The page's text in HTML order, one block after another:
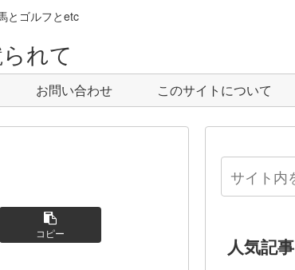
とゴルフとetc
れて
お問い合わせ このサイトについて
コピー
人気記事